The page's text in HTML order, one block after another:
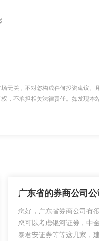
无关，不对您构成任何投资建议。
，不承担相关法律责任。如发现本
广东省的券商公司
您好，广东省券商公司有
您可以考虑银河证券，中
泰君安证券等等这几家，建